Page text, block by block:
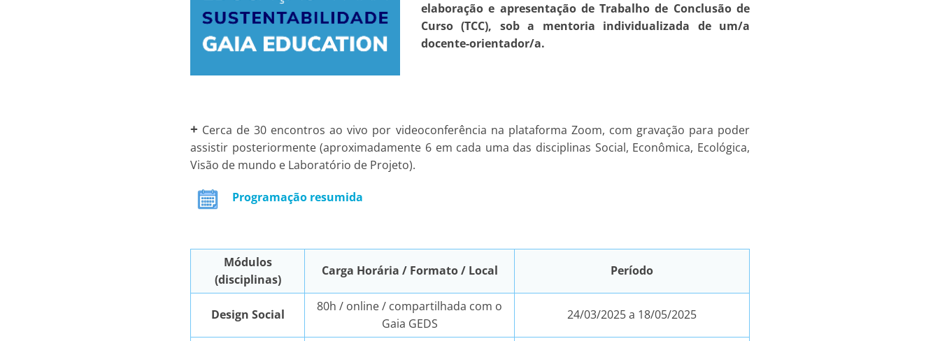
elaboração e apresentação de Trabalho de Conclusão de
Curso (TCC), sob a mentoria individualizada de um/a
docente-orientador/a.
+ Cerca de 30 encontros ao vivo por videoconferência na plataforma Zoom, com gravação para poder
assistir posteriormente (aproximadamente 6 em cada uma das disciplinas Social, Econômica, Ecológica,
Visão de mundo e Laboratório de Projeto).
Programação resumida
Módulos
(disciplinas)
Carga Horária / Formato / Local Período
Design Social
80h / online / compartilhada com o
Gaia GEDS
24/03/2025 a 18/05/2025